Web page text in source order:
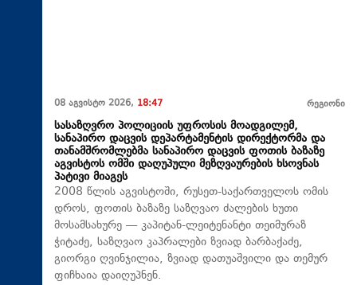
08 აგვისტო 2026, 18:47 რეგიონი
სასაზღვრო პოლიციის უფროსის მოადგილემ,
სანაპირო დაცვის დეპარტამენტის დირექტორმა და
თანამშრომლებმა სანაპირო დაცვის ფოთის ბაზაზე
აგვისტოს ომში დაღუპული მეზღვაურების ხსოვნას
პატივი მიაგეს
2008 წლის აგვისტოში, რუსეთ-საქართველოს ომის
დროს, ფოთის ბაზაზე საზღვაო ძალების ხუთი
მოსამსახურე — კაპიტან-ლეიტენანტი თეიმურაზ
ჭიტაძე, საზღვაო კაპრალები ზვიად ბარბაქაძე,
გიორგი ღვინჯილია, ზვიად დათუაშვილი და თემურ
ფიჩხაია დაიღუპნენ.